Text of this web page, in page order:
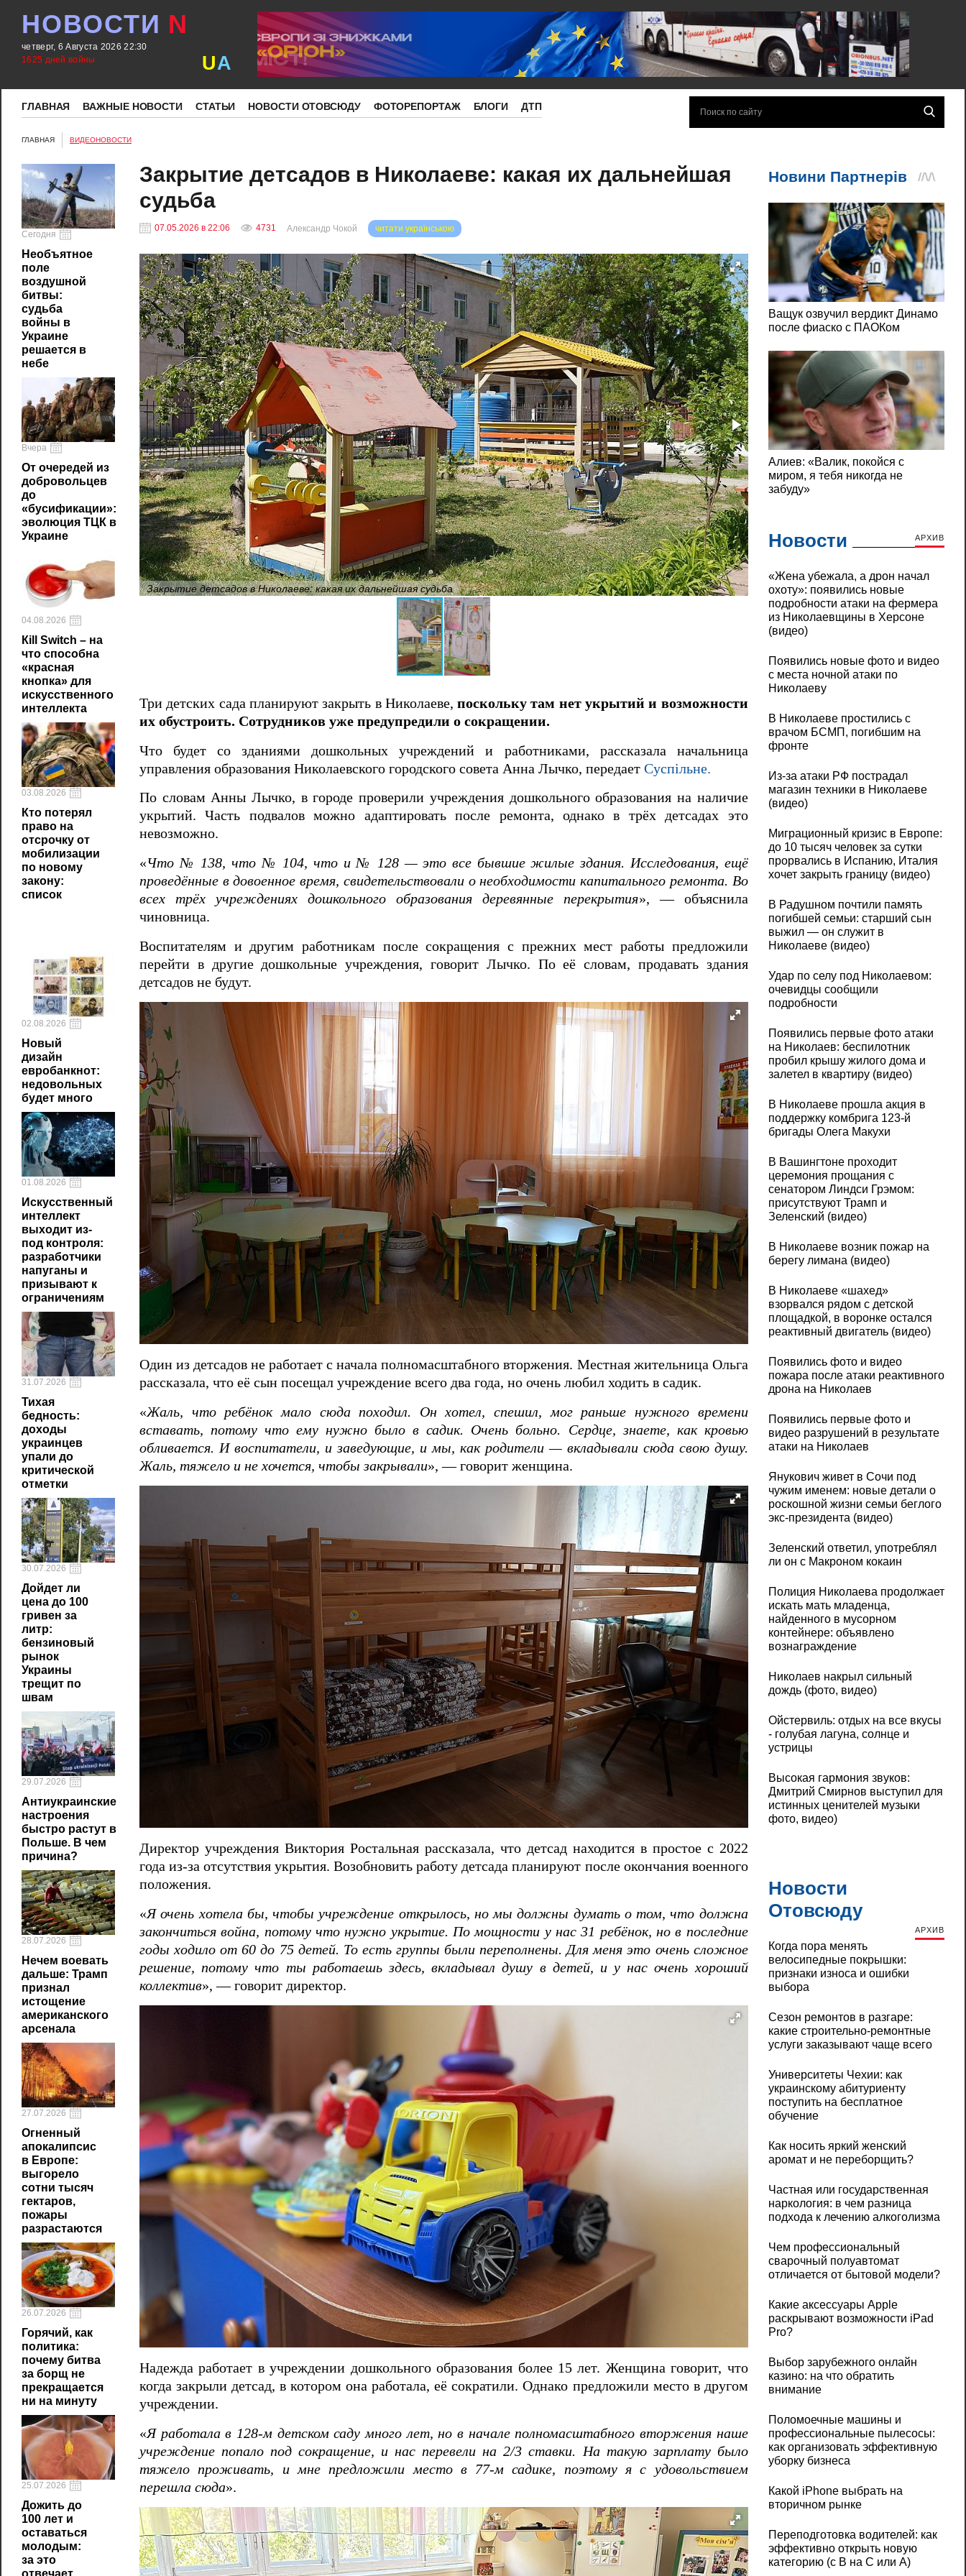
НОВОСТИ N
четверг, 6 Августа 2026 22:30
1625 дней войны
UA
ГЛАВНАЯ ВАЖНЫЕ НОВОСТИ СТАТЬИ НОВОСТИ ОТОВСЮДУ ФОТОРЕПОРТАЖ БЛОГИ ДТП
ГЛАВНАЯ ВИДЕОНОВОСТИ
Сегодня
Необъятное
поле
воздушной
битвы:
судьба
войны в
Украине
решается в
небе
Вчера
От очередей из
добровольцев
до
«бусификации»:
эволюция ТЦК в
Украине
04.08.2026
Кill Switch – на
что способна
«красная
кнопка» для
искусственного
интеллекта
03.08.2026
Кто потерял
право на
отсрочку от
мобилизации
по новому
закону:
список
02.08.2026
Новый
дизайн
евробанкнот:
недовольных
будет много
01.08.2026
Искусственный
интеллект
выходит из-
под контроля:
разработчики
напуганы и
призывают к
ограничениям
31.07.2026
Тихая
бедность:
доходы
украинцев
упали до
критической
отметки
30.07.2026
Дойдет ли
цена до 100
гривен за
литр:
бензиновый
рынок
Украины
трещит по
швам
29.07.2026
Антиукраинские
настроения
быстро растут в
Польше. В чем
причина?
28.07.2026
Нечем воевать
дальше: Трамп
признал
истощение
американского
арсенала
27.07.2026
Огненный
апокалипсис
в Европе:
выгорело
сотни тысяч
гектаров,
пожары
разрастаются
26.07.2026
Горячий, как
политика:
почему битва
за борщ не
прекращается
ни на минуту
25.07.2026
Дожить до
100 лет и
оставаться
молодым:
за это
отвечает
Закрытие детсадов в Николаеве: какая их дальнейшая
судьба
07.05.2026 в 22:06 4731 читати українською
Александр Чокой
Закрытие детсадов в Николаеве: какая их дальнейшая судьба Закрытие детсадов в Николаеве: какая
Три детских сада планируют закрыть в Николаеве,поскольку там нет укрытий и возможности
их обустроить. Сотрудников уже предупредили о сокращении.
Что будет со зданиями дошкольных учреждений и работниками, рассказала начальница
управления образования Николаевского городского совета Анна Лычко, передает Суспільне.
По словам Анны Лычко, в городе проверили учреждения дошкольного образования на наличие
укрытий. Часть подвалов можно адаптировать после ремонта, однако в трёх детсадах это
невозможно.
«Что № 138, что № 104, что и № 128 — это все бывшие жилые здания. Исследования, ещё
проведённые в довоенное время, свидетельствовали о необходимости капитального ремонта. Во
всех трёх учреждениях дошкольного образования деревянные перекрытия», — объяснила
чиновница.
Воспитателям и другим работникам после сокращения с прежних мест работы предложили
перейти в другие дошкольные учреждения, говорит Лычко. По её словам, продавать здания
детсадов не будут.
Один из детсадов не работает с начала полномасштабного вторжения. Местная жительница Ольга
рассказала, что её сын посещал учреждение всего два года, но очень любил ходить в садик.
«Жаль, что ребёнок мало сюда походил. Он хотел, спешил, мог раньше нужного времени
вставать, потому что ему нужно было в садик. Очень больно. Сердце, знаете, как кровью
обливается. И воспитатели, и заведующие, и мы, как родители — вкладывали сюда свою душу.
Жаль, тяжело и не хочется, чтобы закрывали», — говорит женщина.
Директор учреждения Виктория Ростальная рассказала, что детсад находится в простое с 2022
года из-за отсутствия укрытия. Возобновить работу детсада планируют после окончания военного
положения.
«Я очень хотела бы, чтобы учреждение открылось, но мы должны думать о том, что должна
закончиться война, потому что нужно укрытие. По мощности у нас 31 ребёнок, но в последние
годы ходило от 60 до 75 детей. То есть группы были переполнены. Для меня это очень сложное
решение, потому что ты работаешь здесь, вкладывал душу в детей, и у нас очень хороший
коллектив», — говорит директор.
Надежда работает в учреждении дошкольного образования более 15 лет. Женщина говорит, что
когда закрыли детсад, в котором она работала, её сократили. Однако предложили место в другом
учреждении.
«Я работала в 128-м детском саду много лет, но в начале полномасштабного вторжения наше
учреждение попало под сокращение, и нас перевели на 2/3 ставки. На такую зарплату было
тяжело проживать, и мне предложили место в 77-м садике, поэтому я с удовольствием
перешла сюда».
Новости АРХИВ
«Жена убежала, а дрон начал
охоту»: появились новые
подробности атаки на фермера
из Николаевщины в Херсоне
(видео)
Появились новые фото и видео
с места ночной атаки по
Николаеву
В Николаеве простились с
врачом БСМП, погибшим на
фронте
Из-за атаки РФ пострадал
магазин техники в Николаеве
(видео)
Миграционный кризис в Европе:
до 10 тысяч человек за сутки
прорвались в Испанию, Италия
хочет закрыть границу (видео)
В Радушном почтили память
погибшей семьи: старший сын
выжил — он служит в
Николаеве (видео)
Удар по селу под Николаевом:
очевидцы сообщили
подробности
Появились первые фото атаки
на Николаев: беспилотник
пробил крышу жилого дома и
залетел в квартиру (видео)
В Николаеве прошла акция в
поддержку комбрига 123-й
бригады Олега Макухи
В Вашингтоне проходит
церемония прощания с
сенатором Линдси Грэмом:
присутствуют Трамп и
Зеленский (видео)
В Николаеве возник пожар на
берегу лимана (видео)
В Николаеве «шахед»
взорвался рядом с детской
площадкой, в воронке остался
реактивный двигатель (видео)
Появились фото и видео
пожара после атаки реактивного
дрона на Николаев
Появились первые фото и
видео разрушений в результате
атаки на Николаев
Янукович живет в Сочи под
чужим именем: новые детали о
роскошной жизни семьи беглого
экс-президента (видео)
Зеленский ответил, употреблял
ли он с Макроном кокаин
Полиция Николаева продолжает
искать мать младенца,
найденного в мусорном
контейнере: объявлено
вознаграждение
Николаев накрыл сильный
дождь (фото, видео)
Ойстервиль: отдых на все вкусы
- голубая лагуна, солнце и
устрицы
Высокая гармония звуков:
Дмитрий Смирнов выступил для
истинных ценителей музыки
фото, видео)
Новости
Отовсюду
АРХИВ
Когда пора менять
велосипедные покрышки:
признаки износа и ошибки
выбора
Сезон ремонтов в разгаре:
какие строительно-ремонтные
услуги заказывают чаще всего
Университеты Чехии: как
украинскому абитуриенту
поступить на бесплатное
обучение
Как носить яркий женский
аромат и не переборщить?
Частная или государственная
наркология: в чем разница
подхода к лечению алкоголизма
Чем профессиональный
сварочный полуавтомат
отличается от бытовой модели?
Какие аксессуары Apple
раскрывают возможности iPad
Pro?
Выбор зарубежного онлайн
казино: на что обратить
внимание
Поломоечные машины и
профессиональные пылесосы:
как организовать эффективную
уборку бизнеса
Какой iPhone выбрать на
вторичном рынке
Переподготовка водителей: как
эффективно открыть новую
категорию (с B на C или А)